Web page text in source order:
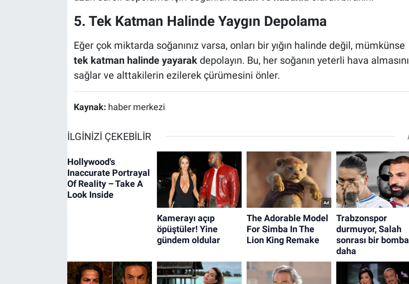
5. Tek Katman Halinde Yaygın Depolama
Eğer çok miktarda soğanınız varsa, onları bir yığın halinde değil, mümkünse
tek katman halinde yayarakdepolayın. Bu, her soğanın yeterli hava almasını
sağlar ve alttakilerin ezilerek çürümesini önler.
Kaynak: haber merkezi